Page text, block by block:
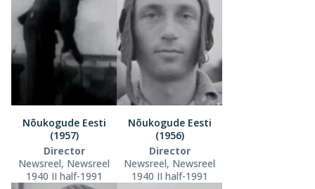
Nõukogude Eesti
(1957)
Director
Newsreel, Newsreel
1940 II half-1991
Nõukogude Eesti
(1956)
Director
Newsreel, Newsreel
1940 II half-1991